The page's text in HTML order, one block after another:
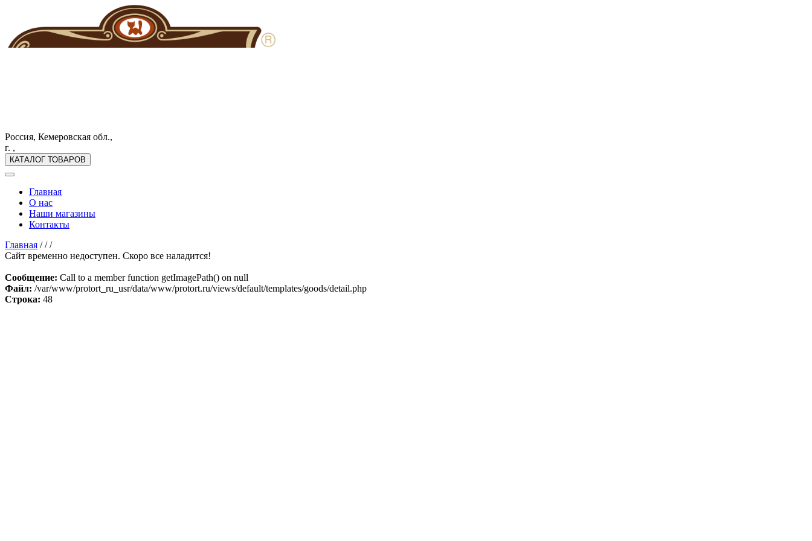
Россия, Кемеровская обл.,
г. ,
КАТАЛОГ ТОВАРОВ
Главная
О нас
Наши магазины
Контакты
Главная ///
Сайт временно недоступен. Скоро все наладится!
Сообщение: Call to a member function getImagePath() on null
Файл: /var/www/protort_ru_usr/data/www/protort.ru/views/default/templates/goods/detail.php
Строка: 48